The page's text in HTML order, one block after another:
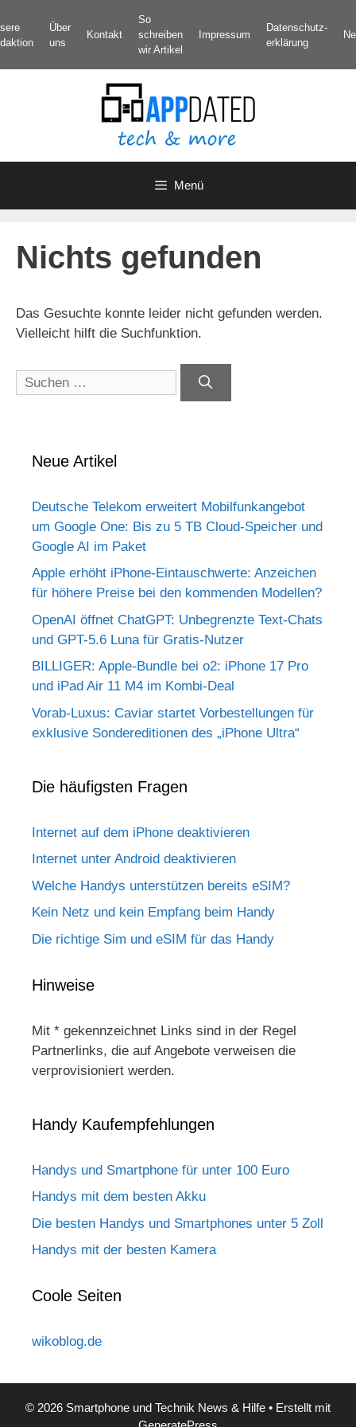
Inhalt
springen
Über
uns
Kontakt
So
schreiben
wir Artikel
Impressum
Datenschutz­
erklärung
Menü
Nichts gefunden
Das Gesuchte konnte leider nicht gefunden werden.
Vielleicht hilft die Suchfunktion.
Suchen
nach:
Neue Artikel
Deutsche Telekom erweitert Mobilfunkangebot
um Google One: Bis zu 5 TB Cloud-Speicher und
Google AI im Paket
Apple erhöht iPhone-Eintauschwerte: Anzeichen
für höhere Preise bei den kommenden Modellen?
OpenAI öffnet ChatGPT: Unbegrenzte Text-Chats
und GPT-5.6 Luna für Gratis-Nutzer
BILLIGER: Apple-Bundle bei o2: iPhone 17 Pro
und iPad Air 11 M4 im Kombi-Deal
Vorab-Luxus: Caviar startet Vorbestellungen für
exklusive Sondereditionen des „iPhone Ultra“
Die häufigsten Fragen
Internet auf dem iPhone deaktivieren
Internet unter Android deaktivieren
Welche Handys unterstützen bereits eSIM?
Kein Netz und kein Empfang beim Handy
Die richtige Sim und eSIM für das Handy
Hinweise
Mit * gekennzeichnet Links sind in der Regel
Partnerlinks, die auf Angebote verweisen die
verprovisioniert werden.
Handy Kaufempfehlungen
Handys und Smartphone für unter 100 Euro
Handys mit dem besten Akku
Die besten Handys und Smartphones unter 5 Zoll
Handys mit der besten Kamera
Coole Seiten
wikoblog.de
© 2026 Smartphone und Technik News & Hilfe • Erstellt mit